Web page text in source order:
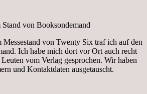
Stand von Booksondemand
Messestand von Twenty Six traf ich auf den
Ich habe mich dort vor Ort auch recht
vom Verlag gesprochen. Wir haben
und Kontaktdaten ausgetauscht.